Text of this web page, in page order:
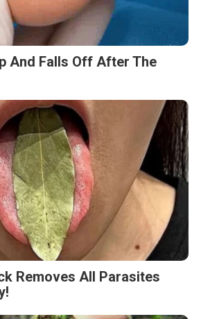
And Falls Off After The
Removes All Parasites